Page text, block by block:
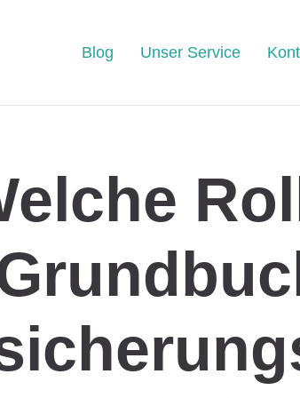
Blog Unser Service